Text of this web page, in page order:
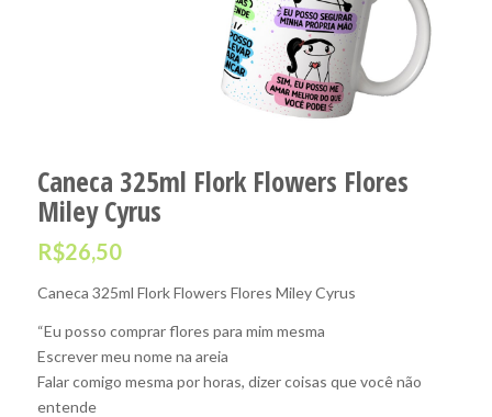
Caneca 325ml Flork Flowers Flores
Miley Cyrus
R$26,50
Caneca 325ml Flork Flowers Flores Miley Cyrus
“Eu posso comprar flores para mim mesma
Escrever meu nome na areia
Falar comigo mesma por horas, dizer coisas que você não
entende